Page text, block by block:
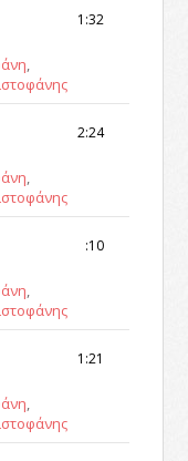
1:32
,
2:24
,
:10
,
1:21
,